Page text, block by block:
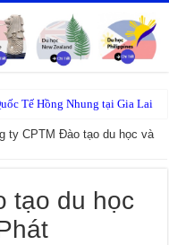
Tế Hồng Nhung tại Gia Lai
ty CPTM Đào tạo du học và
tạo du học